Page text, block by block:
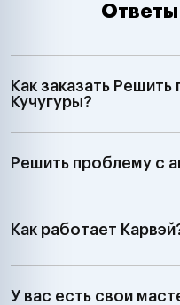
Ответы
Как заказать
Кучугуры?
Решить проблему с
Как работает
У вас есть свои